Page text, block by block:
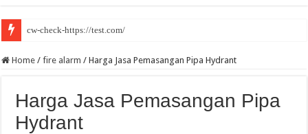
cw-check-https://test.com/
Home / fire alarm / Harga Jasa Pemasangan Pipa Hydrant
Harga Jasa Pemasangan Pipa
Hydrant